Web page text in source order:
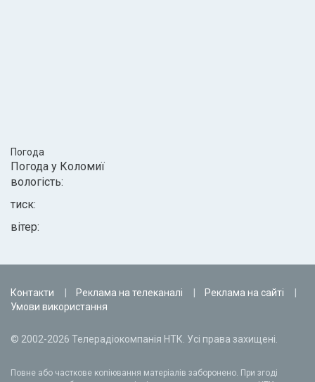
Погода
Погода у Коломиї
вологість:
тиск:
вітер:
Контакти Реклама на телеканалі
Реклама на сайті
Умови використання
© 2002-2026 Телерадіокомпанія НТК. Усі права захищені.
Повне або часткове копіювання матеріалів заборонено. При згоді